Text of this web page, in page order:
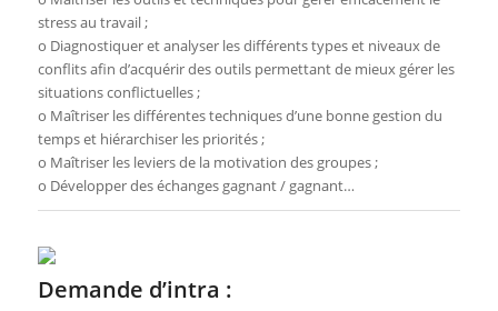
stress au travail ;
o Diagnostiquer et analyser les différents types et niveaux de
conflits afin d’acquérir des outils permettant de mieux gérer les
situations conflictuelles ;
o Maîtriser les différentes techniques d’une bonne gestion du
temps et hiérarchiser les priorités ;
o Maîtriser les leviers de la motivation des groupes ;
o Développer des échanges gagnant / gagnant…
Demande d’intra :